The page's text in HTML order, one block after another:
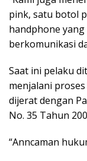
pink, satu botol
handphone
berkomunikasi
Saat ini pelaku
menjalani
dijerat dengan
No. 35 Tahun
“Anncaman